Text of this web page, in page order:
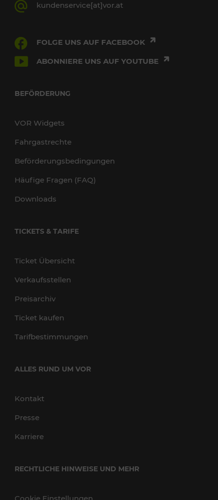
kundenservice[at]vor.at
FOLGE UNS AUF FACEBOOK
ABONNIERE UNS AUF YOUTUBE
BEFÖRDERUNG
VOR Widgets
Fahrgastrechte
Beförderungsbedingungen
Häufige Fragen (FAQ)
Downloads
TICKETS & TARIFE
Ticket Übersicht
Verkaufsstellen
Preisarchiv
Ticket kaufen
Tarifbestimmungen
ALLES RUND UM VOR
Kontakt
Presse
Karriere
RECHTLICHE HINWEISE UND MEHR